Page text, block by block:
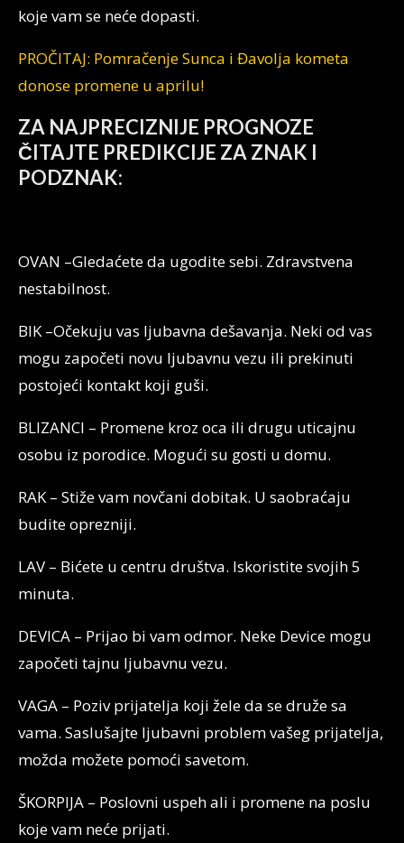
koje vam se neće dopasti.
PROČITAJ: Pomračenje Sunca i Đavolja kometa
donose promene u aprilu!
ZA NAJPRECIZNIJE PROGNOZE
ČITAJTE PREDIKCIJE ZA ZNAK I
PODZNAK:
OVAN –Gledaćete da ugodite sebi. Zdravstvena
nestabilnost.
BIK –Očekuju vas ljubavna dešavanja. Neki od vas
mogu započeti novu ljubavnu vezu ili prekinuti
postojeći kontakt koji guši.
BLIZANCI – Promene kroz oca ili drugu uticajnu
osobu iz porodice. Mogući su gosti u domu.
RAK – Stiže vam novčani dobitak. U saobraćaju
budite oprezniji.
LAV – Bićete u centru društva. Iskoristite svojih 5
minuta.
DEVICA – Prijao bi vam odmor. Neke Device mogu
započeti tajnu ljubavnu vezu.
VAGA – Poziv prijatelja koji žele da se druže sa
vama. Saslušajte ljubavni problem vašeg prijatelja,
možda možete pomoći savetom.
ŠKORPIJA – Poslovni uspeh ali i promene na poslu
koje vam neće prijati.